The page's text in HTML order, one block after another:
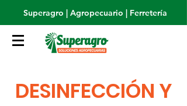
Superagro | Agropecuario | Ferretería
DESINFECCIÓN Y